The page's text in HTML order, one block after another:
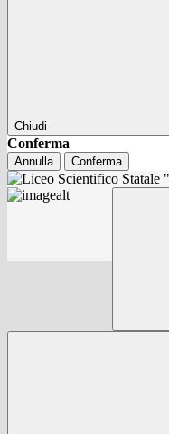
Chiudi
Conferma
Annulla Conferma